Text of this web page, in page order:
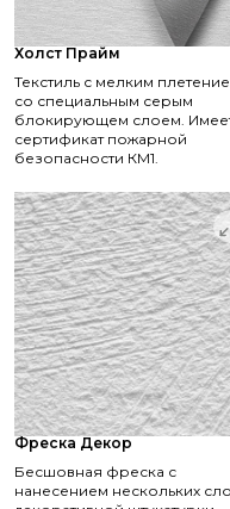
Холст Прайм
Текстиль с мелким
со специальным серым
блокирующем слоем.
сертификат пожарной
безопасности КМ1.
Фреска Декор
Бесшовная фреска с
нанесением нескольких